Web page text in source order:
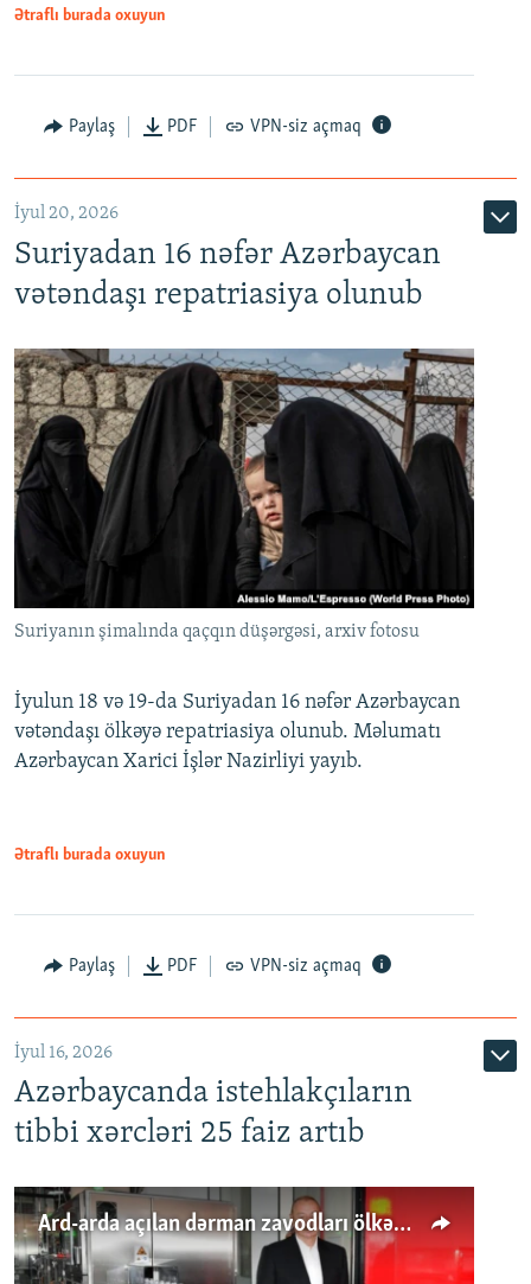
Auto
Ətraflı burada oxuyun
Paylaş PDF VPN-siz açmaq
İyul 20, 2026
Suriyadan 16 nəfər Azərbaycan
vətəndaşı repatriasiya olunub
Suriyanın şimalında qaçqın düşərgəsi, arxiv fotosu
İyulun 18 və 19-da Suriyadan 16 nəfər Azərbaycan
vətəndaşı ölkəyə repatriasiya olunub. Məlumatı
Azərbaycan Xarici İşlər Nazirliyi yayıb.
Ətraflı burada oxuyun
Paylaş PDF VPN-siz açmaq
İyul 16, 2026
Azərbaycanda istehlakçıların
tibbi xərcləri 25 faiz artıb
Ard-arda açılan dərman zavodları ölkənin tələbatını ödəyirmi?